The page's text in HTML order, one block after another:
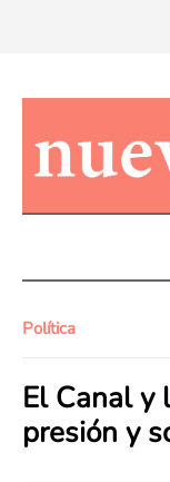
Política
El Canal y
presión y